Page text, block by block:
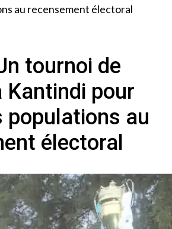
au recensement électoral
tournoi de
pour
populations au
électoral